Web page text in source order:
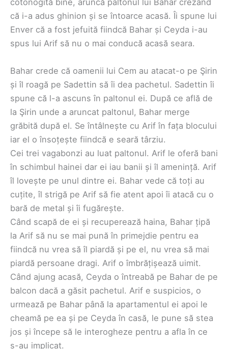
cotonogită bine, aruncă paltonul lui Bahar crezând
că i-a adus ghinion și se întoarce acasă. Îi spune lui
Enver că a fost jefuită fiindcă Bahar și Ceyda i-au
spus lui Arif să nu o mai conducă acasă seara.
Bahar crede că oamenii lui Cem au atacat-o pe Şirin
și îl roagă pe Sadettin să îi dea pachetul. Sadettin îi
spune că l-a ascuns în paltonul ei. După ce află de
la Şirin unde a aruncat paltonul, Bahar merge
grăbită după el. Se întâlnește cu Arif în fața blocului
iar el o însoțește fiindcă e seară târziu.
Cei trei vagabonzi au luat paltonul. Arif le oferă bani
în schimbul hainei dar ei iau banii și îl amenință. Arif
îl lovește pe unul dintre ei. Bahar vede că toți au
cuțite, îl strigă pe Arif să fie atent apoi îi atacă cu o
bară de metal și îi fugărește.
Când scapă de ei și recuperează haina, Bahar țipă
la Arif să nu se mai pună în primejdie pentru ea
fiindcă nu vrea să îl piardă și pe el, nu vrea să mai
piardă persoane dragi. Arif o îmbrățișează uimit.
Când ajung acasă, Ceyda o întreabă pe Bahar de pe
balcon dacă a găsit pachetul. Arif e suspicios, o
urmează pe Bahar până la apartamentul ei apoi le
cheamă pe ea și pe Ceyda în casă, le pune să stea
jos și începe să le interogheze pentru a afla în ce
s-au implicat.